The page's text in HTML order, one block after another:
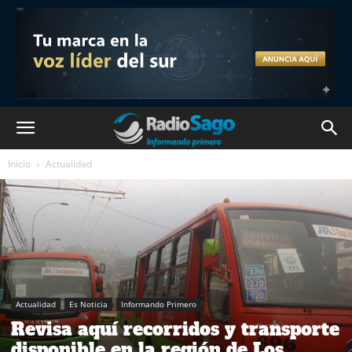
Inicio Actualidad
Actualidad Es Noticia Informando Primero
Revisa aquí recorridos y transporte